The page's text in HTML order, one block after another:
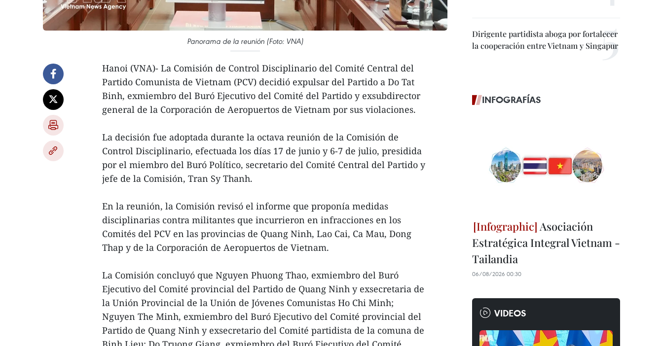
Panorama de la reunión (Foto: VNA)
Hanoi (VNA)- La Comisión de Control Disciplinario del Comité Central del
Partido Comunista de Vietnam (PCV) decidió expulsar del Partido a Do Tat
Binh, exmiembro del Buró Ejecutivo del Comité del Partido y exsubdirector
general de la Corporación de Aeropuertos de Vietnam por sus violaciones.
La decisión fue adoptada durante la octava reunión de la Comisión de
Control Disciplinario, efectuada los días 17 de junio y 6-7 de julio, presidida
por el miembro del Buró Político, secretario del Comité Central del Partido y
jefe de la Comisión, Tran Sy Thanh.
En la reunión, la Comisión revisó el informe que proponía medidas
disciplinarias contra militantes que incurrieron en infracciones en los
Comités del PCV en las provincias de Quang Ninh, Lao Cai, Ca Mau, Dong
Thap y de la Corporación de Aeropuertos de Vietnam.
La Comisión concluyó que Nguyen Phuong Thao, exmiembro del Buró
Ejecutivo del Comité provincial del Partido de Quang Ninh y exsecretaria de
la Unión Provincial de la Unión de Jóvenes Comunistas Ho Chi Minh;
Nguyen The Minh, exmiembro del Buró Ejecutivo del Comité provincial del
Partido de Quang Ninh y exsecretario del Comité partidista de la comuna de
Dirigente partidista aboga por fortalecer
la cooperación entre Vietnam y Singapur
INFOGRAFÍAS
Asociación
Estratégica Integral Vietnam -
Tailandia
06/08/2026 00:30
VIDEOS